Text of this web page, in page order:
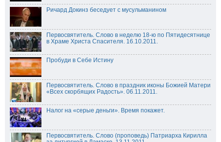
Ричард Докинз беседует с мусульманином
Первосвятитель. Слово в неделю 18-ю по Пятидесятнице
в Храме Христа Спасителя. 16.10.2011.
Пробуди в Себе Истину
Первосвятитель. Слово в праздник иконы Божией Матери
«Всех скорбящих Радость». 06.11.2011.
Налог на «серые деньги». Время покажет.
Первосвятитель. Слово (проповедь) Патриарха Кирилла